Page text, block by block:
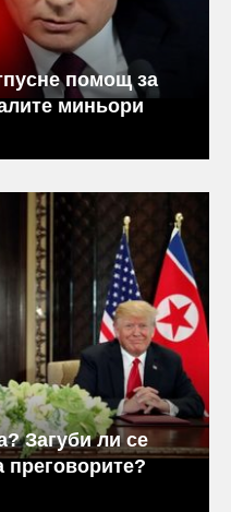
помощ за
миньори
Загуби ли се